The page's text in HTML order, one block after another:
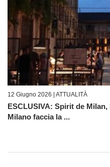
12 Giugno 2026 | ATTUALITÀ
ESCLUSIVA: Spirit de
Milano faccia la ...